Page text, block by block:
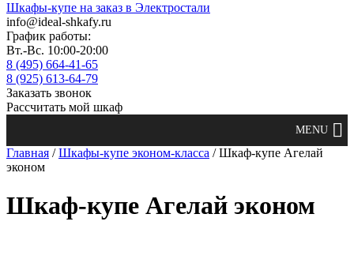
Шкафы-купе на заказ в Электростали
info@ideal-shkafy.ru
График работы:
Вт.-Вс. 10:00-20:00
8 (495) 664-41-65
8 (925) 613-64-79
Заказать звонок
Рассчитать мой шкаф
Главная /Шкафы-купе эконом-класса / Шкаф-купе Агелай
эконом
Шкаф-купе Агелай эконом